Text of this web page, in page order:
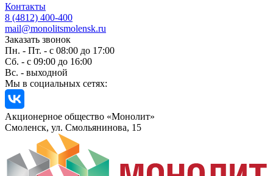
Контакты
8 (4812) 400-400
mail@monolitsmolensk.ru
Заказать звонок
Пн. - Пт. - с 08:00 до 17:00
Сб. - с 09:00 до 16:00
Вс. - выходной
Мы в социальных сетях:
Акционерное общество «Монолит»
Смоленск, ул. Смольянинова, 15